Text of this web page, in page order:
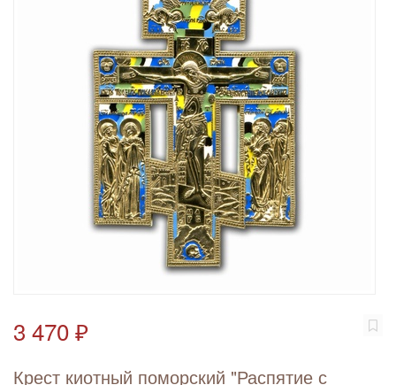
3 470 ₽
Крест киотный поморский "Распятие с